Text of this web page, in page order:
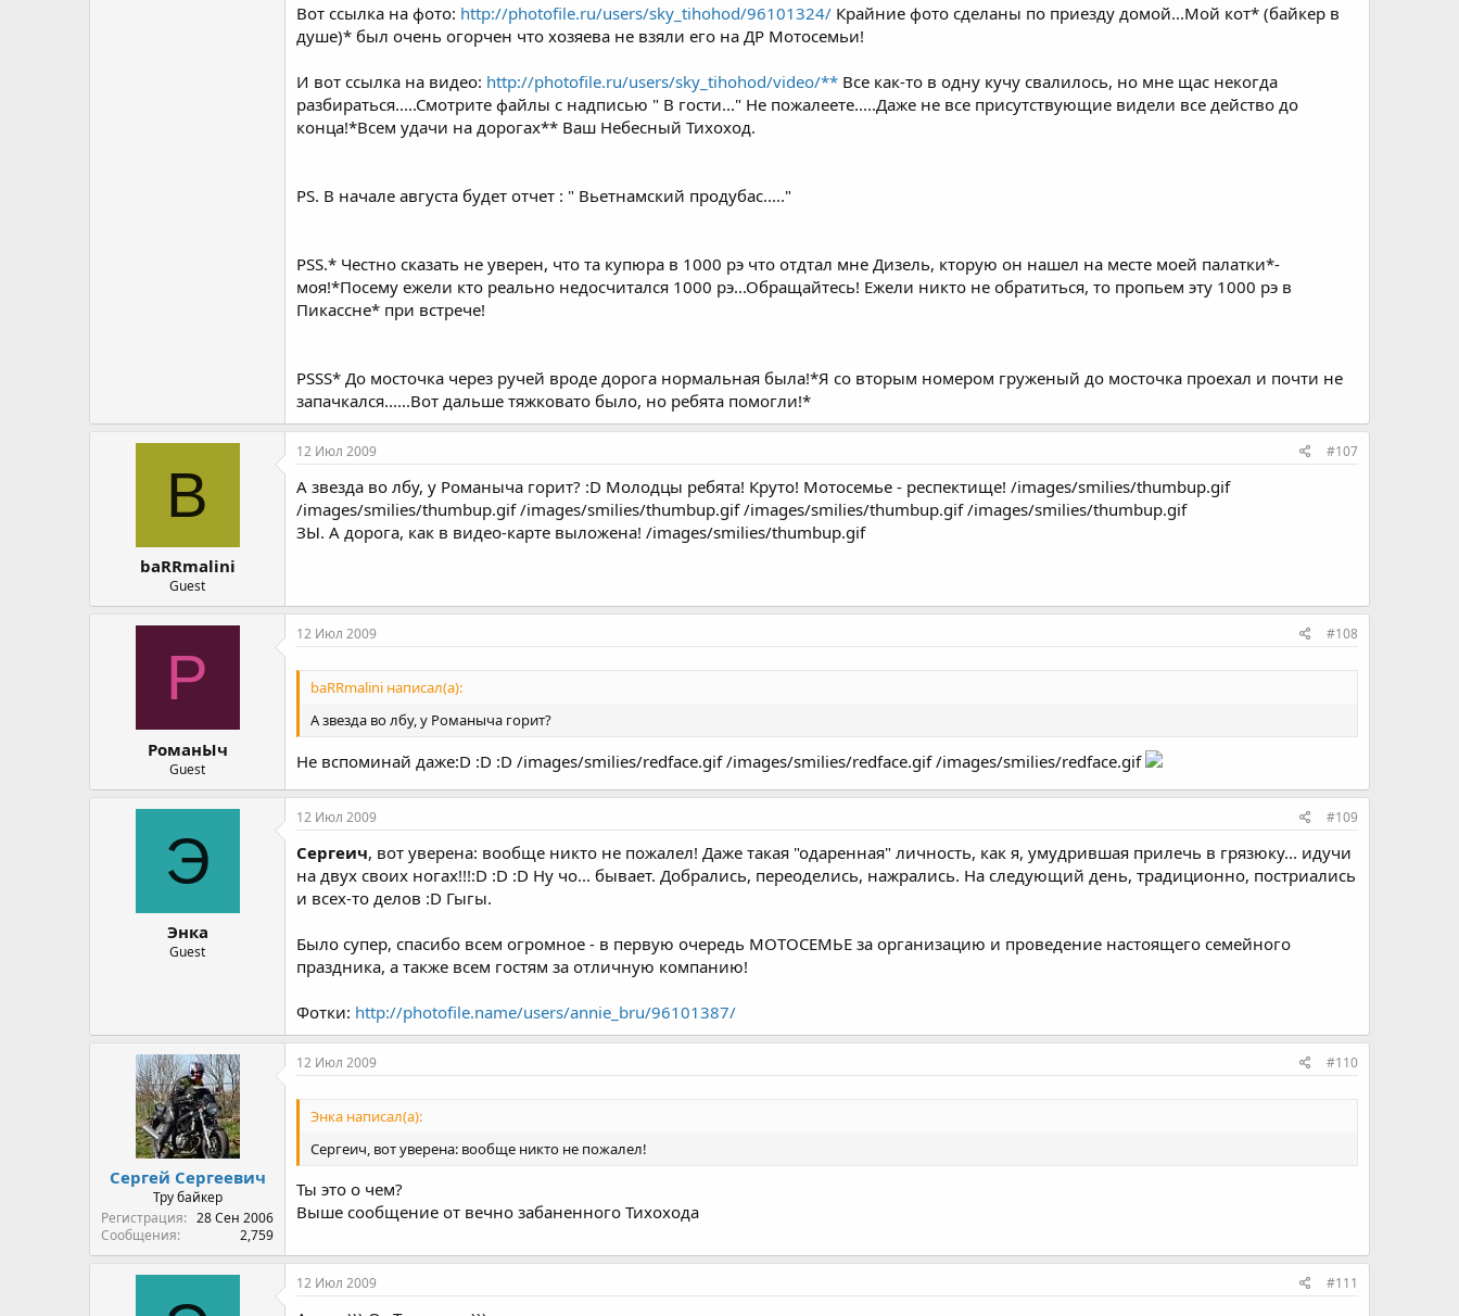
Вот ссылка на фото: http://photofile.ru/users/sky_tihohod/96101324/ Крайние фото сделаны по приезду домой...Мой кот* (байкер в
душе)* был очень огорчен что хозяева не взяли его на ДР Мотосемьи!
И вот ссылка на видео: http://photofile.ru/users/sky_tihohod/video/** Все как-то в одну кучу свалилось, но мне щас некогда
разбираться.....Смотрите файлы с надписью " В гости..." Не пожалеете.....Даже не все присутствующие видели все действо до
конца!*Всем удачи на дорогах** Ваш Небесный Тихоход.
PS. В начале августа будет отчет : " Вьетнамский продубас....."
PSS.* Честно сказать не уверен, что та купюра в 1000 рэ что отдтал мне Дизель, кторую он нашел на месте моей палатки*-
моя!*Посему ежели кто реально недосчитался 1000 рэ...Обращайтесь! Ежели никто не обратиться, то пропьем эту 1000 рэ в
Пикассне* при встрече!
PSSS* До мосточка через ручей вроде дорога нормальная была!*Я со вторым номером груженый до мосточка проехал и почти не
запачкался......Вот дальше тяжковато было, но ребята помогли!*
B
baRRmalini
Guest
12 Июл 2009 #107
А звезда во лбу, у Романыча горит? :D Молодцы ребята! Круто! Мотосемье - респектище! /images/smilies/thumbup.gif
/images/smilies/thumbup.gif /images/smilies/thumbup.gif /images/smilies/thumbup.gif /images/smilies/thumbup.gif
ЗЫ. А дорога, как в видео-карте выложена! /images/smilies/thumbup.gif
Р
РоманЫч
Guest
12 Июл 2009 #108
baRRmalini написал(а):
А звезда во лбу, у Романыча горит?
Не вспоминай даже:D :D :D /images/smilies/redface.gif /images/smilies/redface.gif /images/smilies/redface.gif
Э
Энка
Guest
12 Июл 2009 #109
Сергеич, вот уверена: вообще никто не пожалел! Даже такая "одаренная" личность, как я, умудрившая прилечь в грязюку... идучи
на двух своих ногах!!!:D :D :D Ну чо... бывает. Добрались, переоделись, нажрались. На следующий день, традиционно, постриались
и всех-то делов :D Гыгы.
Было супер, спасибо всем огромное - в первую очередь МОТОСЕМЬЕ за организацию и проведение настоящего семейного
праздника, а также всем гостям за отличную компанию!
Фотки: http://photofile.name/users/annie_bru/96101387/
Сергей Сергеевич
Тру байкер
Регистрация
28 Сен 2006
Сообщения
2,759
12 Июл 2009 #110
Энка написал(а):
Сергеич, вот уверена: вообще никто не пожалел!
Ты это о чем?
Выше сообщение от вечно забаненного Тихохода
12 Июл 2009 #111